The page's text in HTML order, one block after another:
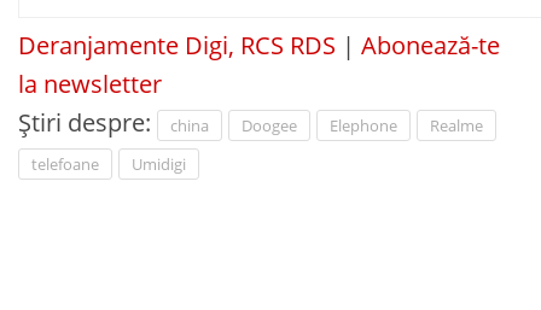
Deranjamente Digi, RCS RDS | Abonează-te
la newsletter
Știri despre:
china Doogee Elephone
Realme
telefoane
Umidigi